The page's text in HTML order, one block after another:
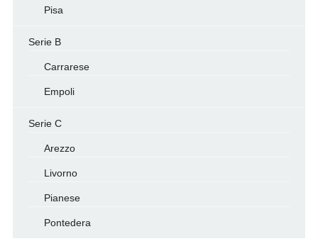
Pisa
Serie B
Carrarese
Empoli
Serie C
Arezzo
Livorno
Pianese
Pontedera